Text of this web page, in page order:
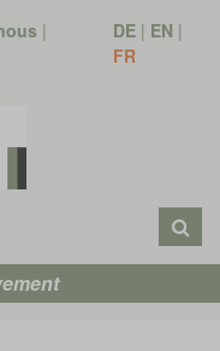
|
DE| EN |
FR